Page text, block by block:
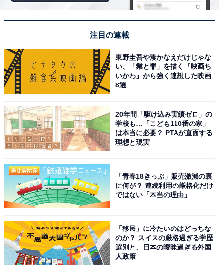
注目の連載
東野圭吾や湊かなえだけじゃな
い、「業と罪」を描く『映画ち
いかわ』から強く連想した映画
8選
20年間「駆け込み実績ゼロ」の
学校も…「こども110番の家」
は本当に必要？ PTAが直面する
理想と現実
「青春18きっぷ」販売激減の裏
に何が？ 連続利用の厳格化だけ
ではない「本当の理由」
「移民」に冷たいのはどっちな
のか？ スイスの厳格過ぎる学歴
選別と、日本の曖昧過ぎる外国
人政策